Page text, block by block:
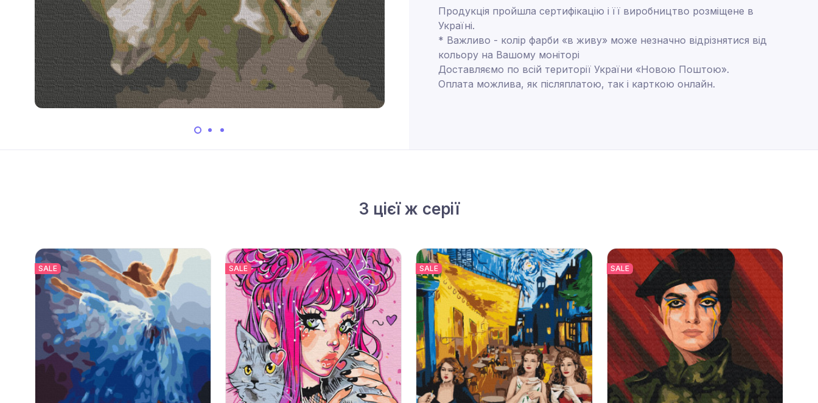
Продукція пройшла сертифікацію і її виробництво розміщене в
Україні.
* Важливо - колір фарби «в живу» може незначно відрізнятися від
кольору на Вашому моніторі
Доставляємо по всій території України «Новою Поштою».
Оплата можлива, як післяплатою, так і карткою онлайн.
З цієї ж серії
SALE SALE SALE SALE